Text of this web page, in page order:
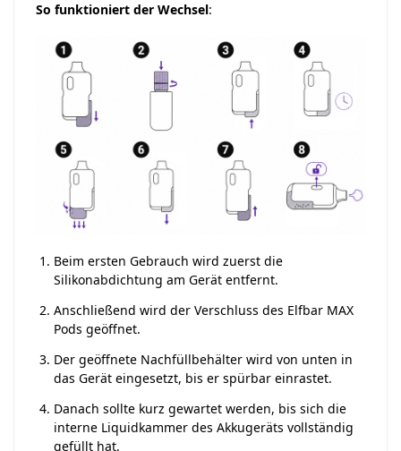
So funktioniert der Wechsel:
Beim ersten Gebrauch wird zuerst die
Silikonabdichtung am Gerät entfernt.
Anschließend wird der Verschluss des Elfbar MAX
Pods geöffnet.
Der geöffnete Nachfüllbehälter wird von unten in
das Gerät eingesetzt, bis er spürbar einrastet.
Danach sollte kurz gewartet werden, bis sich die
interne Liquidkammer des Akkugeräts vollständig
gefüllt hat.